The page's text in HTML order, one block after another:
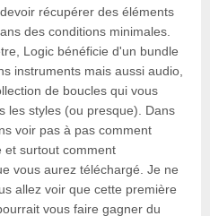
récupérer des éléments
des conditions minimales.
Logic bénéficie d'un bundle
instruments mais aussi audio,
de boucles qui vous
les styles (ou presque). Dans
voir pas à pas comment
et surtout comment
vous aurez téléchargé. Je ne
allez voir que cette première
vous faire gagner du